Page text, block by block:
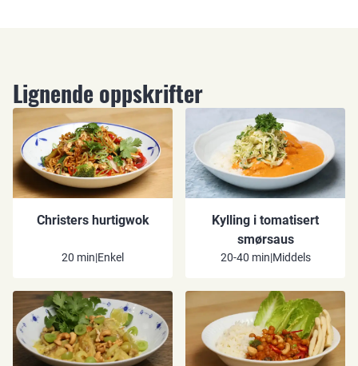
Lignende oppskrifter
Christers hurtigwok
20 min|Enkel
Kylling i tomatisert
smørsaus
20-40 min|Middels